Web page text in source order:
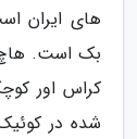
های ایران
بک است. هاچ
شده در